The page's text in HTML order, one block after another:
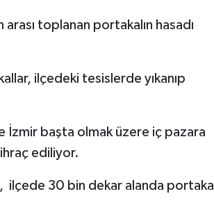
toplanan portakalın hasadı
ilçedeki tesislerde yıkanıp
İzmir başta olmak üzere iç pazara
ediliyor.
ilçede 30 bin dekar alanda portakal